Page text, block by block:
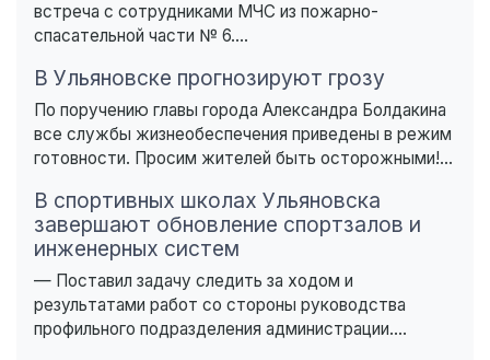
встреча с сотрудниками МЧС из пожарно-
спасательной части № 6....
В Ульяновске прогнозируют грозу
По поручению главы города Александра Болдакина
все службы жизнеобеспечения приведены в режим
готовности. Просим жителей быть осторожными!...
В спортивных школах Ульяновска
завершают обновление спортзалов и
инженерных систем
— Поставил задачу следить за ходом и
результатами работ со стороны руководства
профильного подразделения администрации....